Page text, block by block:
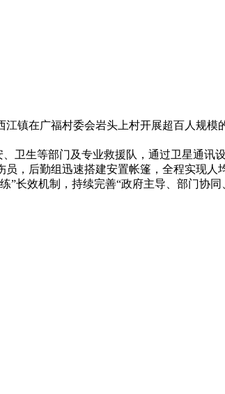
在广福村委会岩头上村开展超百人规
生等部门及专业救援队，通过卫星通讯
，后勤组迅速搭建安置帐篷，全程实现人
效机制，持续完善“政府主导、部门协同